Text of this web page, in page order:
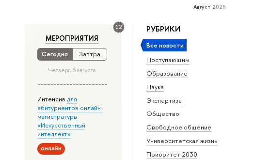
Август 2026
РУБРИКИ
Все новости
Поступающим
Образование
Наука
Экспертиза
Общество
Свободное общение
Университетская жизнь
Приоритет 2030
12
МЕРОПРИЯТИЯ
Сегодня Завтра
Четверг, 6 августа
Интенсив для
абитуриентов онлайн-
магистратуры
«Искусственный
интеллект»
онлайн